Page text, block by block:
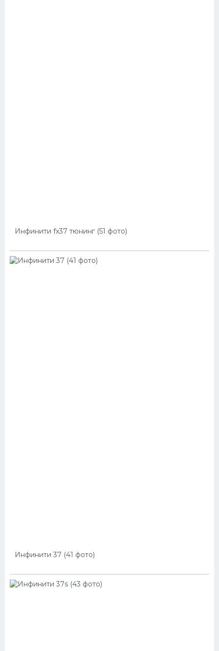
Инфинити fx37 тюнинг (51 фото)
Инфинити 37 (41 фото)